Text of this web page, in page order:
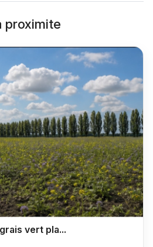
proximite
vert pla...